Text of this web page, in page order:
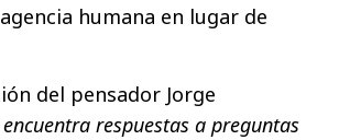
humana en lugar de
del pensador Jorge
respuestas a preguntas